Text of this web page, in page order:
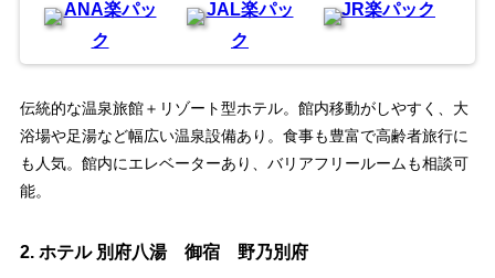
ANA楽パッ
ク
JAL楽パッ
ク
JR楽パック
伝統的な温泉旅館＋リゾート型ホテル。館内移動がしやすく、大
浴場や足湯など幅広い温泉設備あり。食事も豊富で高齢者旅行に
も人気。館内にエレベーターあり、バリアフリールームも相談可
能。
2. ホテル 別府八湯 御宿 野乃別府